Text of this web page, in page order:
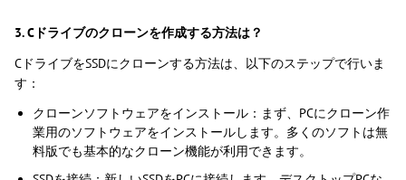
3. Cドライブのクローンを作成する方法は？
CドライブをSSDにクローンする方法は、以下のステップで行いま
す：
クローンソフトウェアをインストール：まず、PCにクローン作
業用のソフトウェアをインストールします。多くのソフトは無
料版でも基本的なクローン機能が利用できます。